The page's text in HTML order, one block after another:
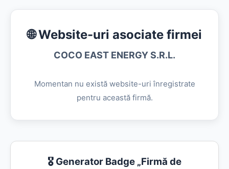
🌐 Website-uri asociate firmei
COCO EAST ENERGY S.R.L.
Momentan nu există website-uri înregistrate
pentru această firmă.
🎖️ Generator Badge „Firmă de